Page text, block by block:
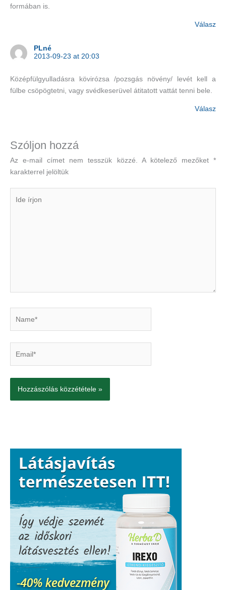
formában is.
Válasz
PLné
2013-09-23 at 20:03
Középfülgyulladásra kövirózsa /pozsgás növény/ levét kell a
fülbe csöpögtetni, vagy svédkeserüvel átitatott vattát tenni bele.
Válasz
Szóljon hozzá
Az e-mail címet nem tesszük közzé. A kötelező mezőket*
karakterrel jelöltük